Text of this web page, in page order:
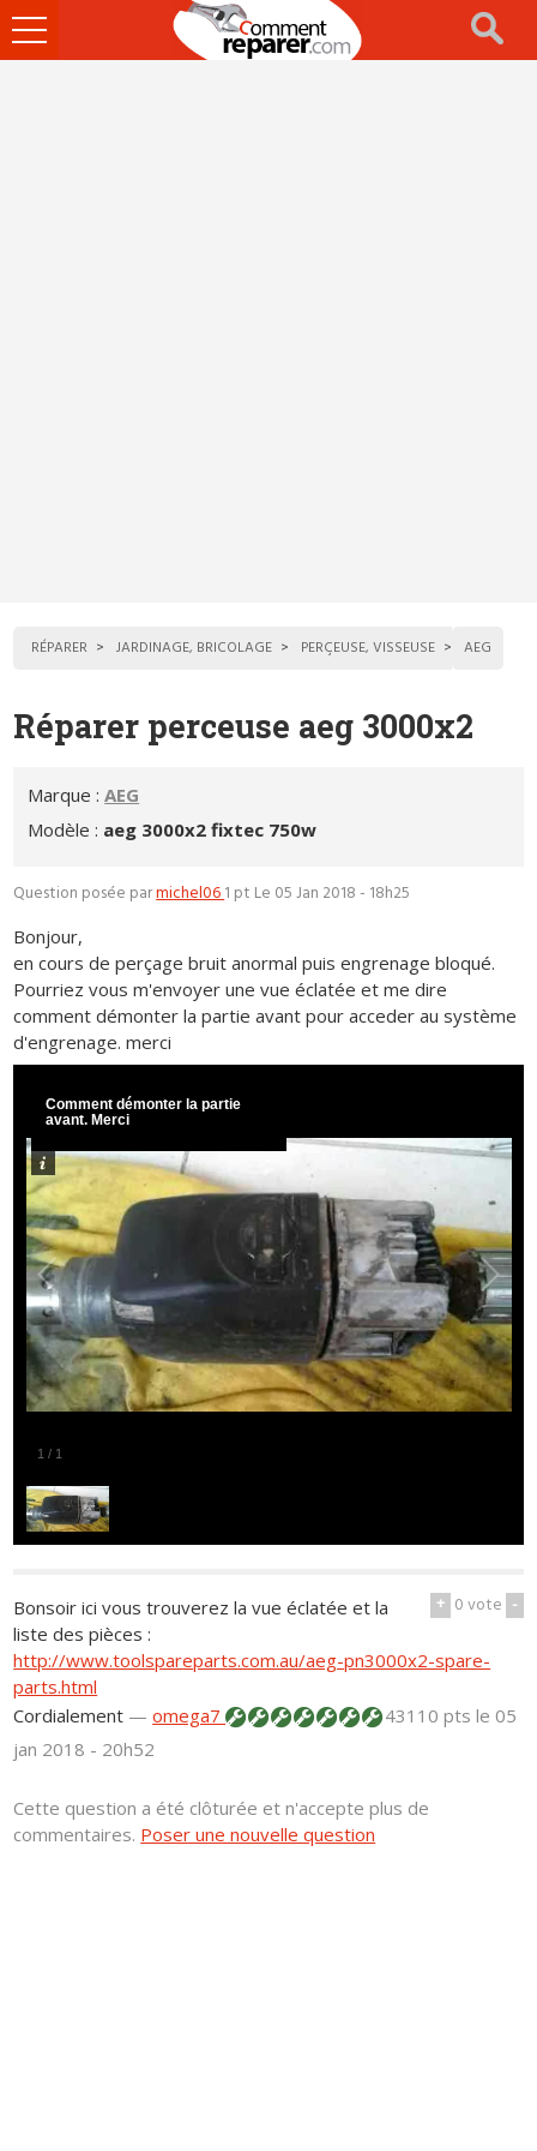
Ouvrir
le
RÉPARER JARDINAGE, BRICOLAGE PERÇEUSE, VISSEUSE AEG
Réparer perceuse aeg 3000x2
Marque :AEG
Modèle : aeg 3000x2 fixtec 750w
Question posée parmichel061 pt Le 05 Jan 2018 - 18h25
Bonjour,
en cours de perçage bruit anormal puis engrenage bloqué.
Pourriez vous m'envoyer une vue éclatée et me dire
comment démonter la partie avant pour acceder au système
d'engrenage. merci
1 / 1
Comment démonter la partie
avant. Merci
+ 0vote -
Bonsoir ici vous trouverez la vue éclatée et la
liste des pièces :
http://www.toolspareparts.com.au/aeg-pn3000x2-spare-
parts.html
Cordialement —omega7 43110 ptsle 05
jan 2018 - 20h52
Cette question a été clôturée et n'accepte plus de
commentaires. Poser une nouvelle question